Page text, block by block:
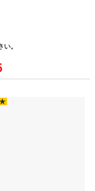
。